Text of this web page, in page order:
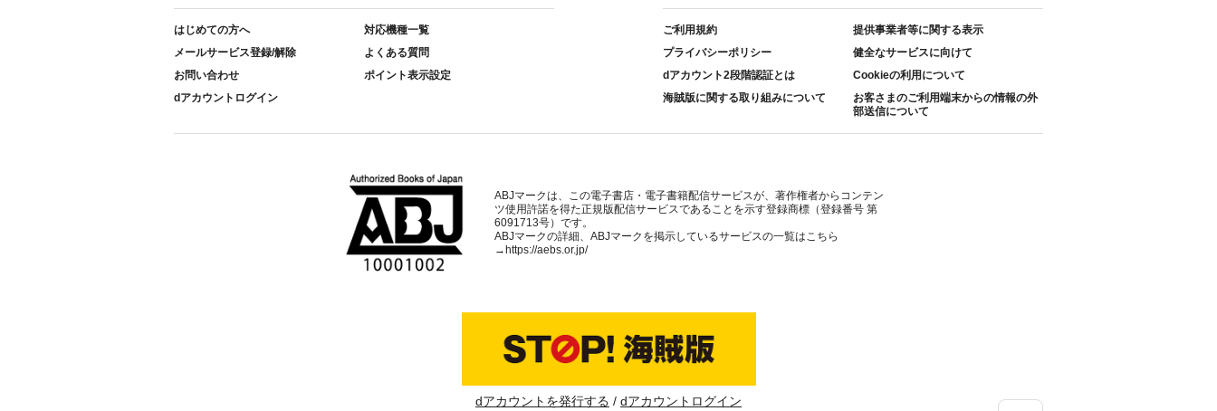
はじめての方へ
対応機種一覧
メールサービス登録/解除
よくある質問
お問い合わせ
ポイント表示設定
dアカウントログイン
ご利用規約
提供事業者等に関する表示
プライバシーポリシー
健全なサービスに向けて
dアカウント2段階認証とは
Cookieの利用について
海賊版に関する取り組みについて
お客さまのご利用端末からの情報の外
部送信について
ABJマークは、この電子書店・電子書籍配信サービスが、著作権者からコンテン
ツ使用許諾を得た正規版配信サービスであることを示す登録商標（登録番号 第
6091713号）です。
ABJマークの詳細、ABJマークを掲示しているサービスの一覧はこちら
→https://aebs.or.jp/
dアカウントを発行する dアカウントログイン